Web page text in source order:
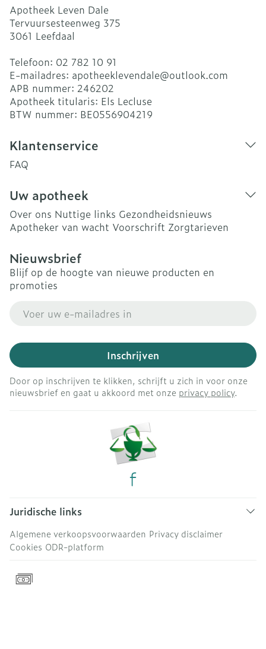
Apotheek Leven Dale
Tervuursesteenweg 375
3061 Leefdaal
Telefoon: 02 782 10 91
E-mailadres: apotheeklevendale@outlook.com
APB nummer: 246202
Apotheek titularis: Els Lecluse
BTW nummer: BE0556904219
Klantenservice
FAQ
Uw apotheek
Over ons Nuttige links Gezondheidsnieuws
Apotheker van wacht Voorschrift Zorgtarieven
Nieuwsbrief
Blijf op de hoogte van nieuwe producten en
promoties
Inschrijven
Door op inschrijven te klikken, schrijft u zich in voor onze
nieuwsbrief en gaat u akkoord met onze privacy policy.
Juridische links
Algemene verkoopsvoorwaarden Privacy disclaimer
Cookies ODR-platform